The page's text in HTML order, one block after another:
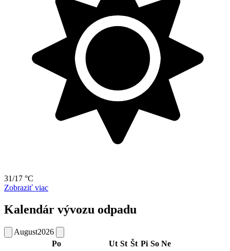
31/17 °C
Zobraziť viac
Kalendár vývozu odpadu
August2026
Po
Ut St Št Pi So Ne